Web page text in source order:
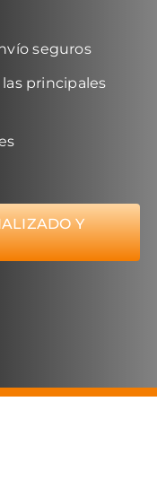
seguros
principales
Y